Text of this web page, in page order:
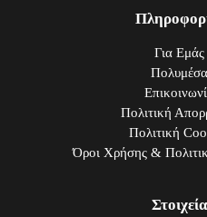
Για Εμάς
Πολυμέσα
Πολιτική
Πολιτική
Όροι Χρήσης &
Στοιχεία